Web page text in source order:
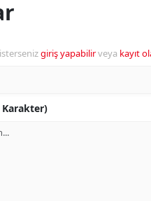
giriş yapabilirveya kayıt
Karakter)